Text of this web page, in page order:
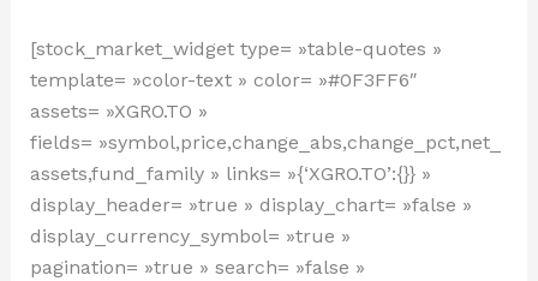
[stock_market_widget type= »table-quotes »
template= »color-text » color= »#0F3FF6″
assets= »XGRO.TO »
fields= »symbol,price,change_abs,change_pct,net_
assets,fund_family » links= »{‘XGRO.TO’:{}} »
display_header= »true » display_chart= »false »
display_currency_symbol= »true »
pagination= »true » search= »false »